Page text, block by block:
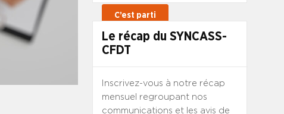
Le récap du SYNCASS-
CFDT
Inscrivez-vous à notre récap
mensuel regroupant nos
communications et les avis de